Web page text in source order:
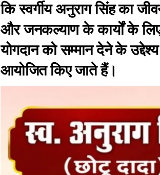
कि स्वर्गीय अनुराग सिंह का
और जनकल्याण के कार्यों के
योगदान को सम्मान देने के
आयोजित किए जाते हैं।